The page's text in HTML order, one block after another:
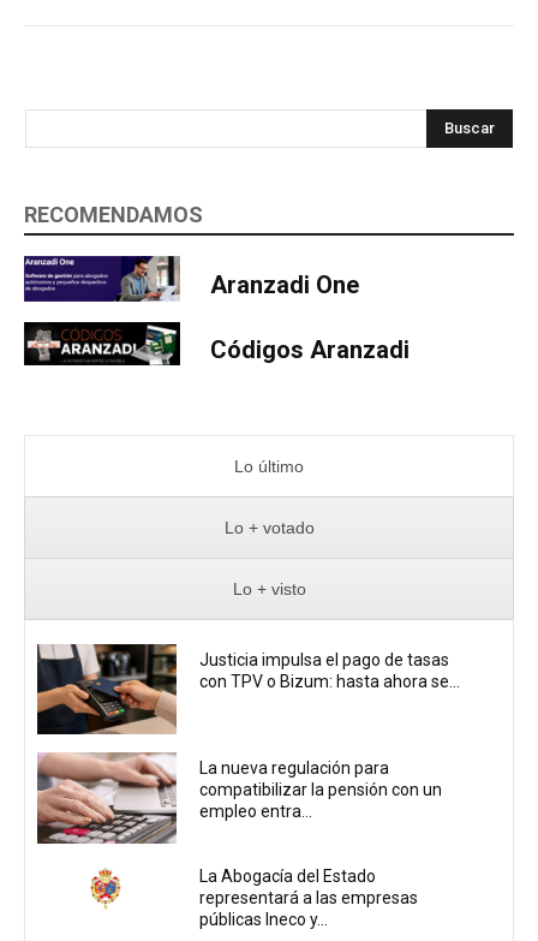
Buscar
RECOMENDAMOS
Aranzadi One
Códigos Aranzadi
Lo último
Lo + votado
Lo + visto
Justicia impulsa el pago de tasas
con TPV o Bizum: hasta ahora se...
La nueva regulación para
compatibilizar la pensión con un
empleo entra...
La Abogacía del Estado
representará a las empresas
públicas Ineco y...